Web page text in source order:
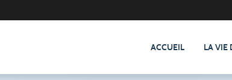
ACCUEIL LA VIE